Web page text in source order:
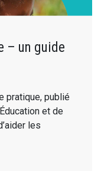
– un guide
pratique, publié
et de
les